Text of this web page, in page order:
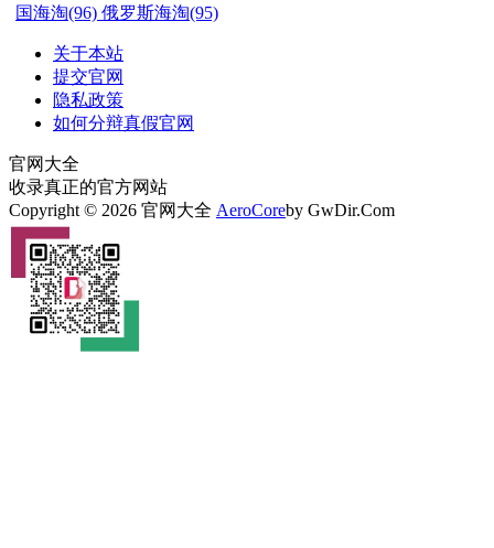
国海淘(96) 俄罗斯海淘(95)
关于本站
提交官网
隐私政策
如何分辩真假官网
官网大全
收录真正的官方网站
Copyright © 2026 官网大全 AeroCoreby GwDir.Com